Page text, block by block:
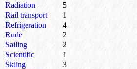
Radiation
5
Rail transport
1
Refrigeration
4
Rude
2
Sailing
2
Scientific
1
Skiing
3